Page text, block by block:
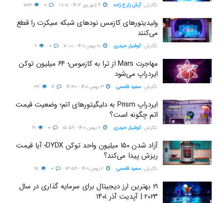
نگارش:‌ آرش زارع زاده
ولیدیتورهای کازمس نودهای شبکه سیکرت را قطع
می‌کنند
نگارش:‌ کوشیار حیدری
مهاجرت Mars از ترا به کازموس؛ ۶۴ میلیون توکن
ایردراپ می‌شود
نگارش:‌ سعید قاسمی
ایردراپ Prism به دلیگیتورهای اتم؛ وضعیت قیمت
اتم چگونه است؟
نگارش:‌ کوشیار حیدری
آزاد شدن ۱۵۰ میلیون واحد توکن DYDX؛ آیا قیمت
ریزش پیدا می‌کند؟
نگارش:‌ سعید قاسمی
۲۱ بهترین ارز دیجیتال برای سرمایه گذاری در سال
۲۰۲۳ | آپدیت آذر ۱۴۰۱